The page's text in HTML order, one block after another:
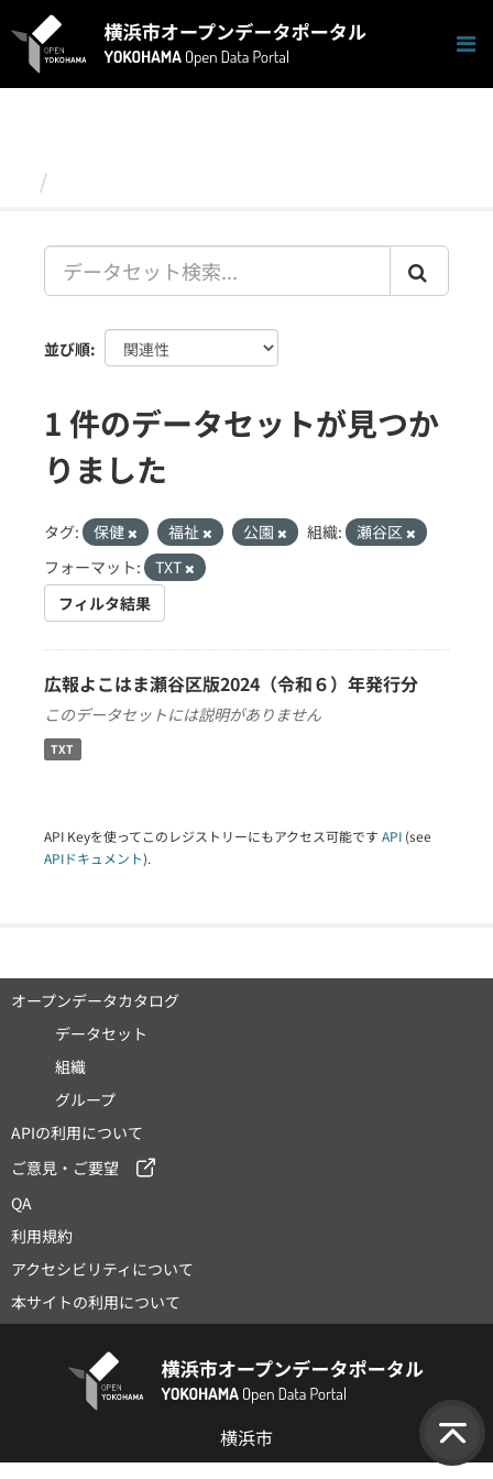
キ
並び順
1 件のデータセットが見つか
りました
タグ: 保健 福祉 公園 組織:
瀬谷区
フォーマット:
TXT
フィルタ結果
広報よこはま瀬谷区版2024（令和６）年発行分
このデータセットには説明がありません
TXT
API Keyを使ってこのレジストリーにもアクセス可能です API (see
APIドキュメント).
オープンデータカタログ
データセット
組織
グループ
APIの利用について
ご意見・ご要望
QA
利用規約
アクセシビリティについて
本サイトの利用について
横浜市